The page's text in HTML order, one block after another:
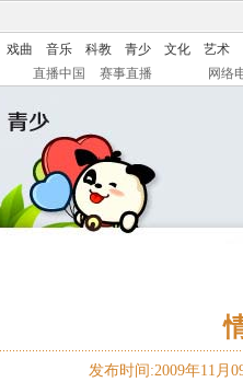
戏曲 音乐 科教 青少 文化
艺术
直播中国 赛事直播 网络
发布时间:2009年11月